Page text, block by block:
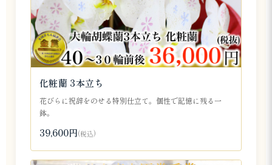
化粧蘭 3本立ち
花びらに祝辞をのせる特別仕立て。個性で記憶に残る一
鉢。
39,600円(税込)